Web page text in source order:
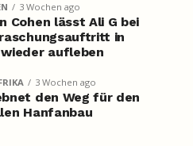
3 Wochen ago
Cohen lässt Ali G bei
in
aufleben
3 Wochen ago
den Weg für den
Hanfanbau